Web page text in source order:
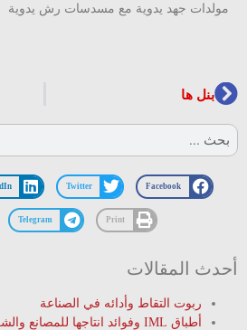
جهد يدوية مع مسدسات رش يدوية
بنل ها
Facebook
Twitter
LinkedIn
Print
Telegram
المقالات
ربوت التقاط وأدائه في الصناعة
أطباق IML وفوائد انتاجها للمصانع والشركات